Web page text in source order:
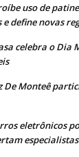
uso de
e define novas
celebra o Dia
De Monteê
eletrônicos
especialistas